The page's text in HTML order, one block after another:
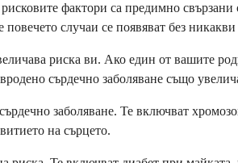
фактори са предимно
случаи се появяват без
риска ви. Ако един от вашите
сърдечно заболяване също
заболяване. Те включват
на сърцето.